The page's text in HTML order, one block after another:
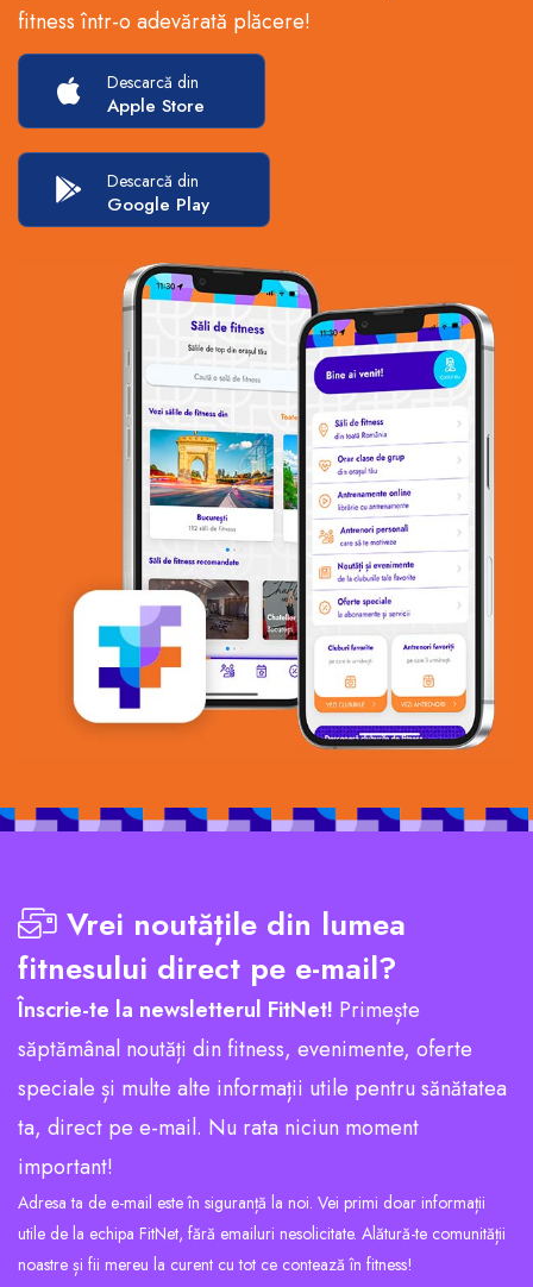
fitness într-o adevărată plăcere!
Descarcă din
Apple Store
Descarcă din
Google Play
Vrei noutățile din lumea
fitnesului direct pe e-mail?
Înscrie-te la newsletterul FitNet! Primește
săptămânal noutăți din fitness, evenimente, oferte
speciale și multe alte informații utile pentru sănătatea
ta, direct pe e-mail. Nu rata niciun moment
important!
Adresa ta de e-mail este în siguranță la noi. Vei primi doar informații
utile de la echipa FitNet, fără emailuri nesolicitate. Alătură-te comunității
noastre și fii mereu la curent cu tot ce contează în fitness!